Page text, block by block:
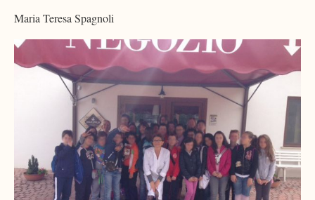
Maria Teresa Spagnoli